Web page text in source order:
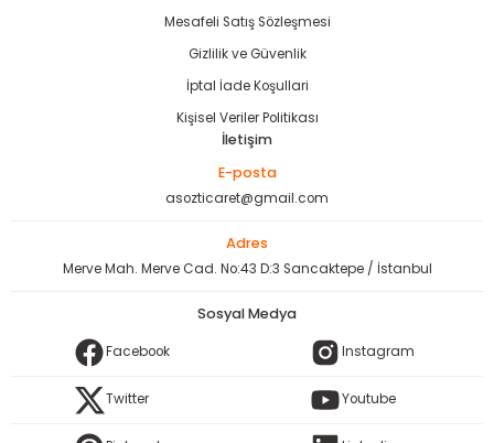
Mesafeli Satış Sözleşmesi
Gizlilik ve Güvenlik
İptal İade Koşullari
Kişisel Veriler Politikası
İletişim
E-posta
asozticaret@gmail.com
Adres
Merve Mah. Merve Cad. No:43 D:3 Sancaktepe / İstanbul
Sosyal Medya
Facebook Instagram
Twitter Youtube